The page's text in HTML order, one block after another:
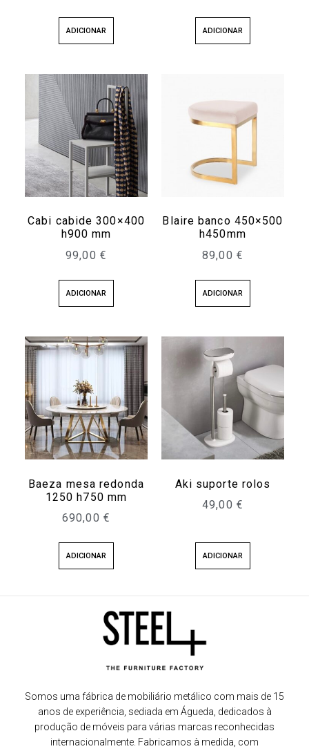
ADICIONAR ADICIONAR
Cabi cabide 300×400
h900 mm
99,00 €
ADICIONAR
Blaire banco 450×500
h450mm
89,00 €
ADICIONAR
Baeza mesa redonda
1250 h750 mm
690,00 €
ADICIONAR
Aki suporte rolos
49,00 €
ADICIONAR
Somos uma fábrica de mobiliário metálico com mais de 15
anos de experiência, sediada em Águeda, dedicados à
produção de móveis para várias marcas reconhecidas
internacionalmente. Fabricamos à medida, com